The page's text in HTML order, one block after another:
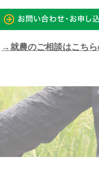
→就農のご相談はこちら